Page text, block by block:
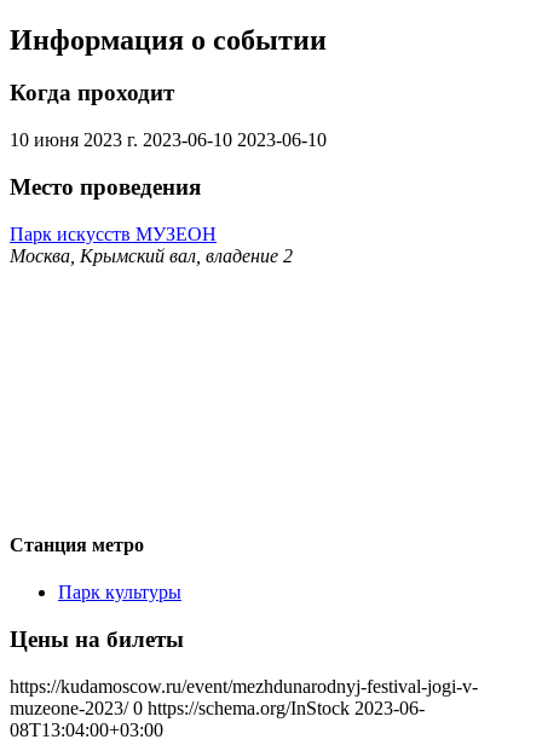
Информация о событии
Когда проходит
10 июня 2023 г. 2023-06-10 2023-06-10
Место проведения
Парк искусств МУЗЕОН
Москва, Крымский вал, владение 2
Станция метро
Парк культуры
Цены на билеты
https://kudamoscow.ru/event/mezhdunarodnyj-festival-jogi-v-
muzeone-2023/ 0 https://schema.org/InStock 2023-06-
08T13:04:00+03:00